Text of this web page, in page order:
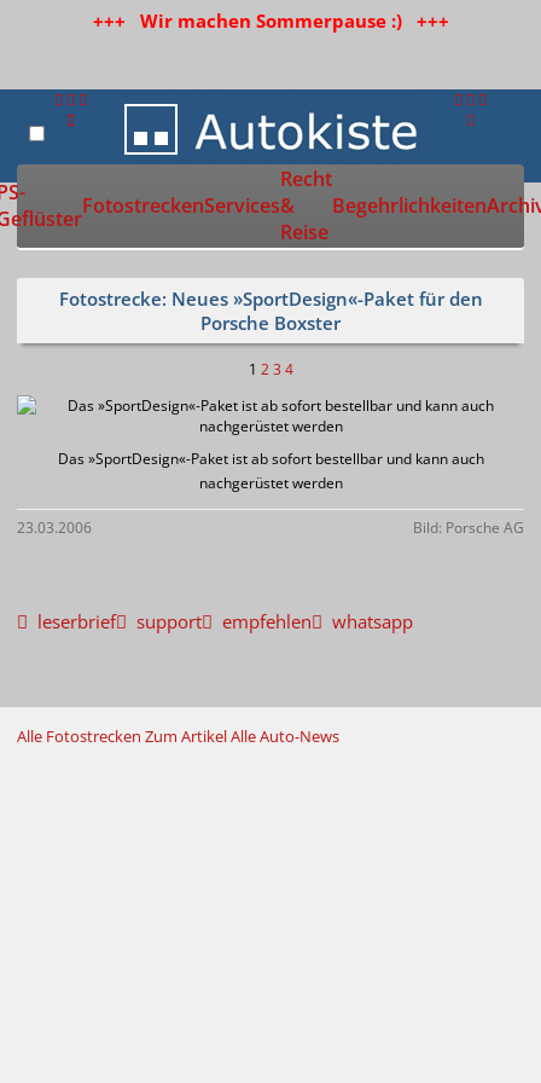
+++ Wir machen Sommerpause :) +++
Zur Startseite
FotostreckenServices
Recht
&
Reise
Begehrlichkeiten
Fotostrecke: Neues »SportDesign«-Paket für den
Porsche Boxster
1 2 3 4
Das »SportDesign«-Paket ist ab sofort bestellbar und kann auch
nachgerüstet werden
23.03.2006 Bild: Porsche AG
leserbrief support empfehlen whatsapp
Alle Fotostrecken Zum ArtikelAlle Auto-News